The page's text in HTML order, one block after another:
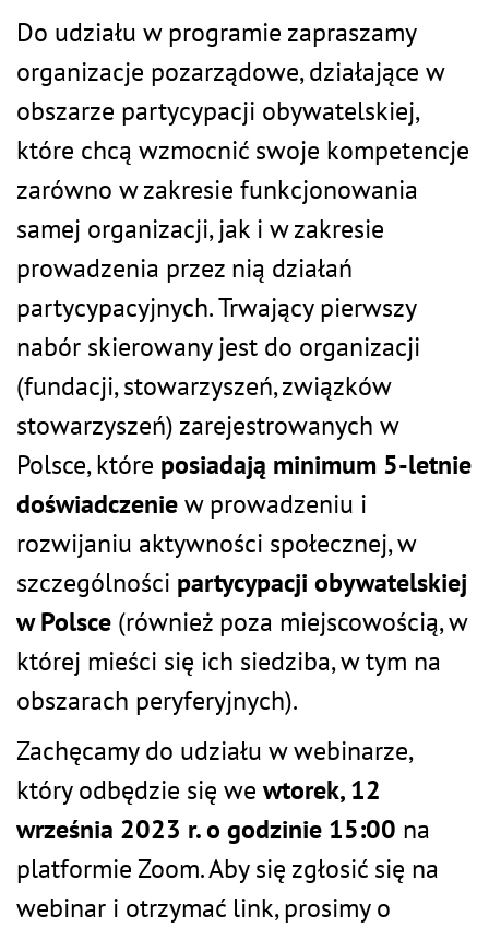
Do udziału w programie zapraszamy
organizacje pozarządowe,działające w
obszarze partycypacji obywatelskiej,
które chcą wzmocnić swoje kompetencje
zarówno w zakresie funkcjonowania
samej organizacji, jak i w zakresie
prowadzenia przez nią działań
partycypacyjnych.Trwający pierwszy
nabór skierowany jest do organizacji
(fundacji, stowarzyszeń, związków
stowarzyszeń) zarejestrowanych w
Polsce, które posiadają minimum 5-letnie
doświadczeniew prowadzeniu i
rozwijaniu aktywności społecznej, w
szczególności partycypacji obywatelskiej
w Polsce (również poza miejscowością, w
której mieści się ich siedziba, w tym na
obszarach peryferyjnych).
Zachęcamy do udziału w webinarze,
który odbędzie się we wtorek, 12
września 2023 r. o godzinie 15:00 na
platformie Zoom. Aby się zgłosić się na
webinar i otrzymać link, prosimy o